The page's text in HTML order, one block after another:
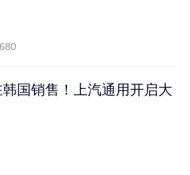
国销售！上汽通用开启大